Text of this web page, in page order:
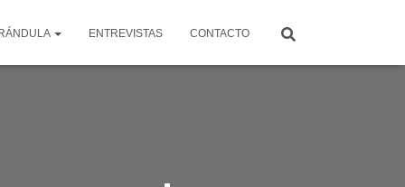
ENTREVISTAS CONTACTO